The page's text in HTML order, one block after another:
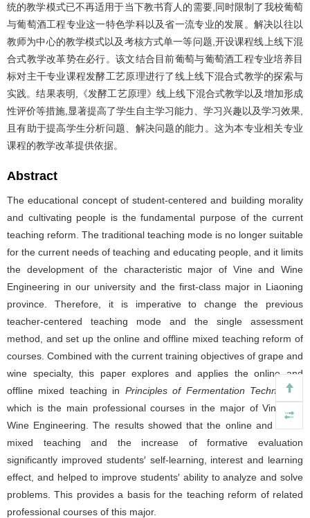
统的教学模式已不再适用于当下教书育人的需要,同时限制了我校葡萄
与葡萄酒工程专业这一特色学科以及省一流专业的发展。解决以往以
教师为中心的教学模式以及考核方式单一等问题,开设课程线上线下混
合式教学改革势在必行。该文结合目前葡萄与葡萄酒工程专业培养目
标对主干专业课程发酵工艺原理进行了线上线下混合式教学的探索与
实践。结果表明,《发酵工艺原理》线上线下混合式教学以及增加形成
性评价等措施,显著提高了学生自主学习能力、学习兴趣以及学习效果,
且有助于提高学生分析问题、解决问题的能力。这为本专业相关专业
课程的教学改革提供依据。
Abstract
The educational concept of student-centered and building morality
and cultivating people is the fundamental purpose of the current
teaching reform. The traditional teaching mode is no longer suitable
for the current needs of teaching and educating people, and it limits
the development of the characteristic major of Vine and Wine
Engineering in our university and the first-class major in Liaoning
province. Therefore, it is imperative to change the previous
teacher-centered teaching mode and the single assessment
method, and set up the online and offline mixed teaching reform of
courses. Combined with the current training objectives of grape and
wine specialty, this paper explores and applies the online and
offline mixed teaching in Principles of Fermentation Technology
which is the main professional courses in the major of Vine and
Wine Engineering. The results showed that the online and offline
mixed teaching and the increase of formative evaluation
significantly improved students′ self-learning, interest and learning
effect, and helped to improve students′ ability to analyze and solve
problems. This provides a basis for the teaching reform of related
professional courses of this major.